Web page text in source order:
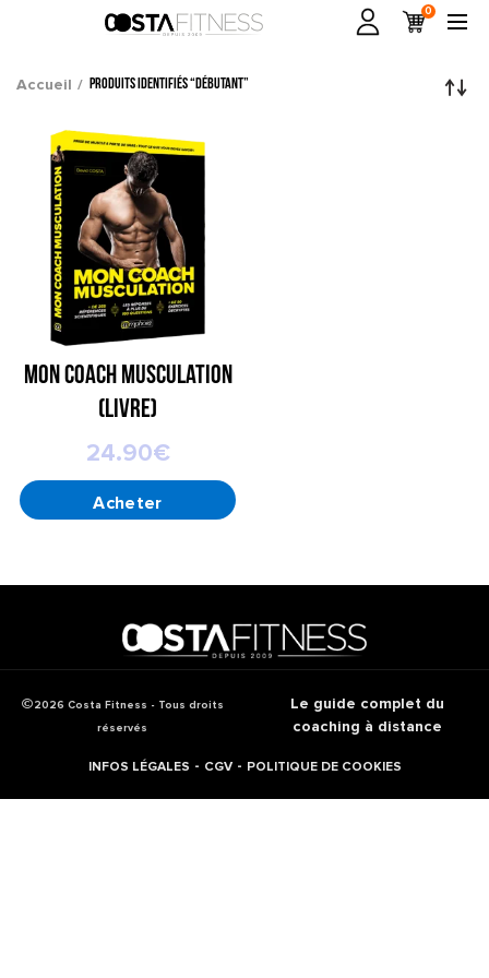
0
Accueil Produits identifiés “débutant”
Mon Coach Musculation
(livre)
24.90€
2026 Costa Fitness - Tous droits
réservés
Le guide complet du
coaching à distance
INFOS LÉGALES - CGV- POLITIQUE DE COOKIES